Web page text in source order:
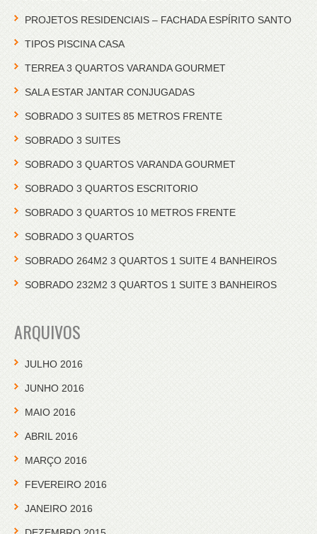
PROJETOS RESIDENCIAIS – FACHADA ESPÍRITO SANTO
TIPOS PISCINA CASA
TERREA 3 QUARTOS VARANDA GOURMET
SALA ESTAR JANTAR CONJUGADAS
SOBRADO 3 SUITES 85 METROS FRENTE
SOBRADO 3 SUITES
SOBRADO 3 QUARTOS VARANDA GOURMET
SOBRADO 3 QUARTOS ESCRITORIO
SOBRADO 3 QUARTOS 10 METROS FRENTE
SOBRADO 3 QUARTOS
SOBRADO 264M2 3 QUARTOS 1 SUITE 4 BANHEIROS
SOBRADO 232M2 3 QUARTOS 1 SUITE 3 BANHEIROS
ARQUIVOS
JULHO 2016
JUNHO 2016
MAIO 2016
ABRIL 2016
MARÇO 2016
FEVEREIRO 2016
JANEIRO 2016